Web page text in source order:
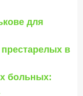
для
в
больных: